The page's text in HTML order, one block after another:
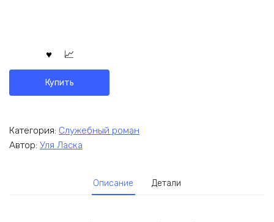
Купить
Категория: Служебный роман
Автор: Уля Ласка
Описание Детали